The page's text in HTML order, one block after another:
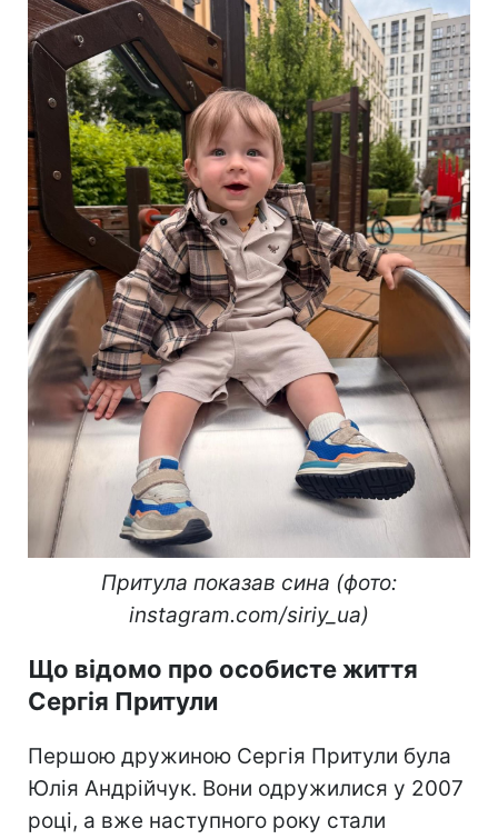
Притула показав сина (фото:
instagram.com/siriy_ua)
Що відомо про особисте життя
Сергія Притули
Першою дружиною Сергія Притули була
Юлія Андрійчук. Вони одружилися у 2007
році, а вже наступного року стали